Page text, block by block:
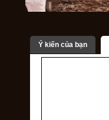
Ý kiến của bạn